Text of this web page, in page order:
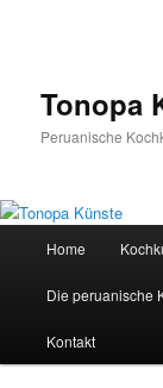
Tonopa
Peruanische
principal
Home
Die peruanische
Kontakt